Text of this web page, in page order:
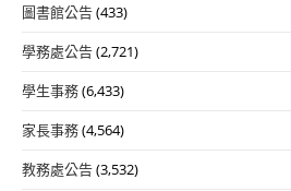
圖書館公告(433)
學務處公告(2,721)
學生事務(6,433)
家長事務(4,564)
教務處公告(3,532)